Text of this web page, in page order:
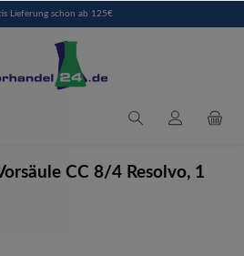
Lieferung schon ab 125€
CC 8/4 Resolvo, 1